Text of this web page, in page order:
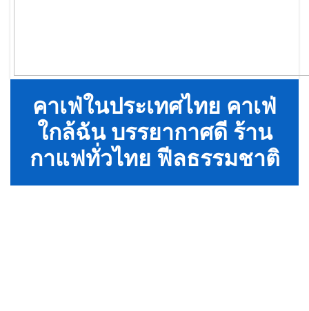
คาเฟ่ในประเทศไทย คาเฟ่
ใกล้ฉัน บรรยากาศดี ร้าน
กาแฟทั่วไทย ฟีลธรรมชาติ